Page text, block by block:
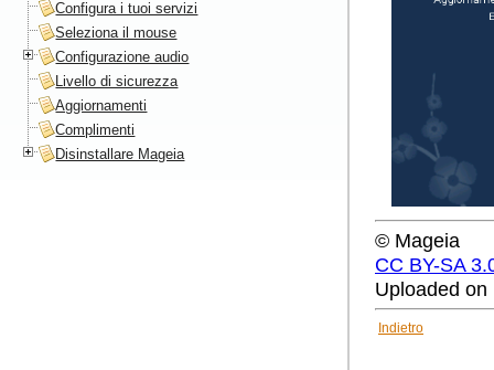
© Mageia
CC BY-SA
Uploaded
Indietro
Configura i tuoi servizi
Seleziona il mouse
Configurazione audio
Livello di sicurezza
Aggiornamenti
Complimenti
Disinstallare Mageia